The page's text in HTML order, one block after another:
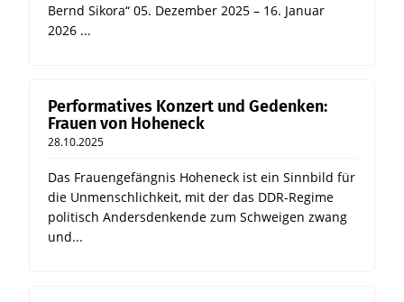
Bernd Sikora“ 05. Dezember 2025 – 16. Januar
2026 ...
Performatives Konzert und Gedenken:
Frauen von Hoheneck
28.10.2025
Das Frauengefängnis Hoheneck ist ein Sinnbild für
die Unmenschlichkeit, mit der das DDR-Regime
politisch Andersdenkende zum Schweigen zwang
und...